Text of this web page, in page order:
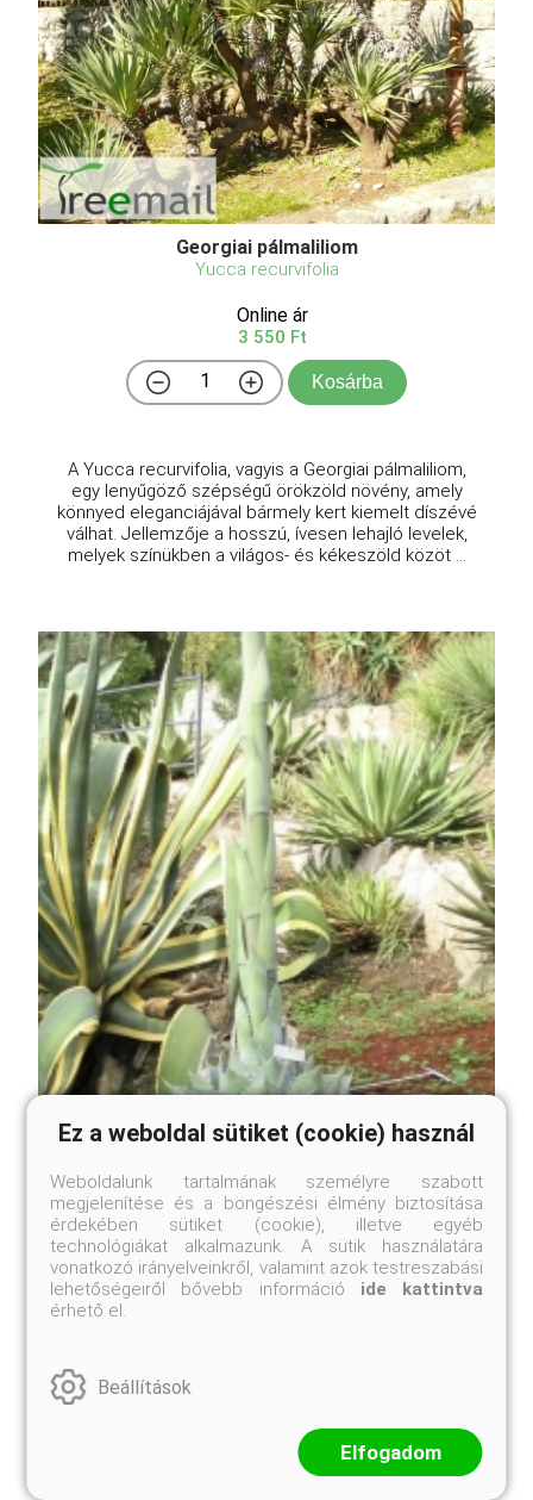
Georgiai pálmaliliom
Yucca recurvifolia
Online ár
3 550 Ft
Kosárba
A Yucca recurvifolia, vagyis a Georgiai pálmaliliom,
egy lenyűgöző szépségű örökzöld növény, amely
könnyed eleganciájával bármely kert kiemelt díszévé
válhat. Jellemzője a hosszú, ívesen lehajló levelek,
melyek színükben a világos- és kékeszöld közöt ...
Eredeti ár
4 550 Ft
Kosárba
Ez a weboldal sütiket (cookie) használ
Weboldalunk tartalmának személyre szabott
megjelenítése és a böngészési élmény biztosítása
érdekében sütiket (cookie), illetve egyéb
technológiákat alkalmazunk. A sütik használatára
vonatkozó irányelveinkről, valamint azok testreszabási
lehetőségeiről bővebb információ ide kattintva
érhető el.
Beállítások
Elfogadom